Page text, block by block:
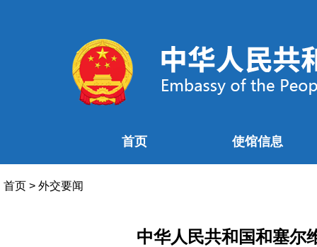
首页 使馆信息
首页 > 外交要闻
中华人民共和国和塞尔